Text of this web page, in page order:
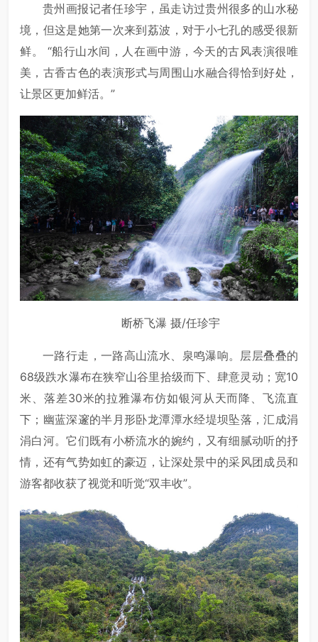
贵州画报记者任珍宇，虽走访过贵州很多的山水秘
境，但这是她第一次来到荔波，对于小七孔的感受很新
鲜。 “船行山水间，人在画中游，今天的古风表演很唯
美，古香古色的表演形式与周围山水融合得恰到好处，
让景区更加鲜活。”
断桥飞瀑 摄/任珍宇
一路行走，一路高山流水、泉鸣瀑响。层层叠叠的
68级跌水瀑布在狭窄山谷里拾级而下、肆意灵动；宽10
米、落差30米的拉雅瀑布仿如银河从天而降、飞流直
下；幽蓝深邃的半月形卧龙潭潭水经堤坝坠落，汇成涓
涓白河。它们既有小桥流水的婉约，又有细腻动听的抒
情，还有气势如虹的豪迈，让深处景中的采风团成员和
游客都收获了视觉和听觉“双丰收”。